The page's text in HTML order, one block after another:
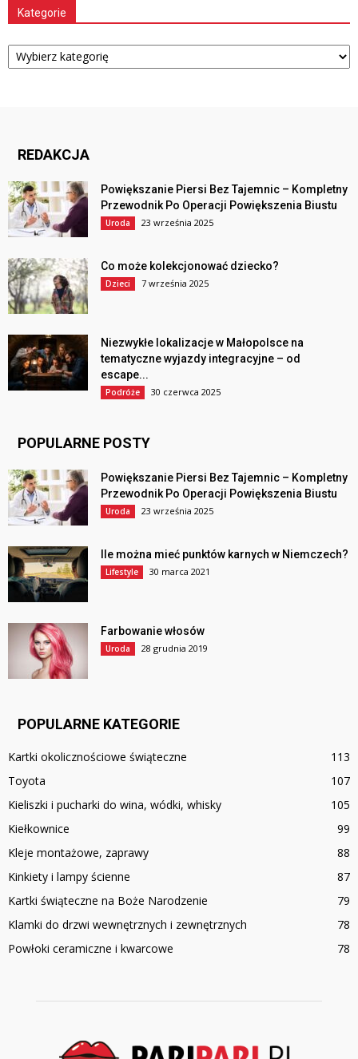
Kategorie
Kategorie
REDAKCJA
Powiększanie Piersi Bez Tajemnic – Kompletny
Przewodnik Po Operacji Powiększenia Biustu
Uroda 23 września 2025
Co może kolekcjonować dziecko?
Dzieci 7 września 2025
Niezwykłe lokalizacje w Małopolsce na
tematyczne wyjazdy integracyjne – od
escape...
Podróże 30 czerwca 2025
POPULARNE POSTY
Powiększanie Piersi Bez Tajemnic – Kompletny
Przewodnik Po Operacji Powiększenia Biustu
Uroda 23 września 2025
Ile można mieć punktów karnych w Niemczech?
Lifestyle 30 marca 2021
Farbowanie włosów
Uroda 28 grudnia 2019
POPULARNE KATEGORIE
Kartki okolicznościowe świąteczne
113
Toyota
107
Kieliszki i pucharki do wina, wódki, whisky
105
Kiełkownice
99
Kleje montażowe, zaprawy
88
Kinkiety i lampy ścienne
87
Kartki świąteczne na Boże Narodzenie
79
Klamki do drzwi wewnętrznych i zewnętrznych
78
Powłoki ceramiczne i kwarcowe
78